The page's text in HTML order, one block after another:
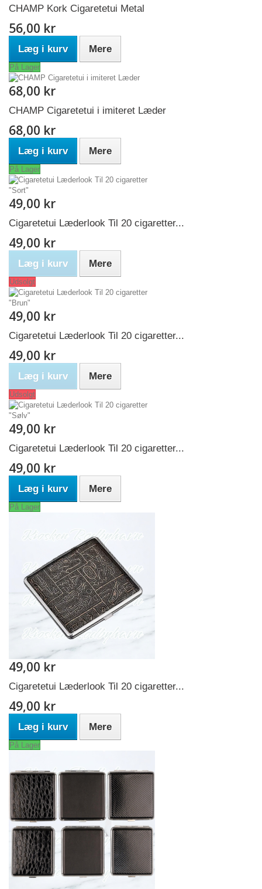
CHAMP Kork Cigaretetui Metal
56,00 kr
Læg i kurv Mere
På Lager
68,00 kr
CHAMP Cigaretetui i imiteret Læder
68,00 kr
Læg i kurv Mere
På Lager
49,00 kr
Cigaretetui Læderlook Til 20 cigaretter...
49,00 kr
Læg i kurv Mere
Udsolgt
49,00 kr
Cigaretetui Læderlook Til 20 cigaretter...
49,00 kr
Læg i kurv Mere
Udsolgt
49,00 kr
Cigaretetui Læderlook Til 20 cigaretter...
49,00 kr
Læg i kurv Mere
På Lager
49,00 kr
Cigaretetui Læderlook Til 20 cigaretter...
49,00 kr
Læg i kurv Mere
På Lager